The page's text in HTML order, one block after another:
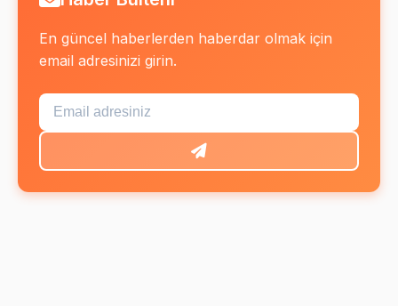
En güncel haberlerden haberdar olmak için
email adresinizi girin.